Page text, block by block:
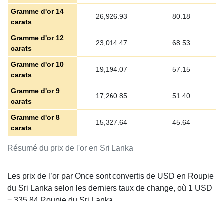
Résumé du prix de l'or en Sri Lanka
Gramme d'or 14
carats
26,926.93 80.18
Gramme d'or 12
carats
23,014.47 68.53
Gramme d'or 10
carats
19,194.07 57.15
Gramme d'or 9
carats
17,260.85 51.40
Gramme d'or 8
carats
15,327.64 45.64
Les prix de l’or par Once sont convertis de USD en Roupie
du Sri Lanka selon les derniers taux de change, où 1 USD